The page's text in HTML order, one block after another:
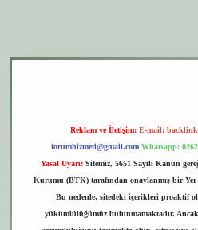
Reklam ve İletişim: E-mail:
forumhizmeti@gmail.com Whatsapp:
Yasal Uyarı: Sitemiz, 5651 Sayılı Kanun
Kurumu (BTK) tarafından onaylanmış bir Yer
Bu nedenle, sitedeki içerikleri proaktif
yükümlülüğümüz bulunmamaktadır.